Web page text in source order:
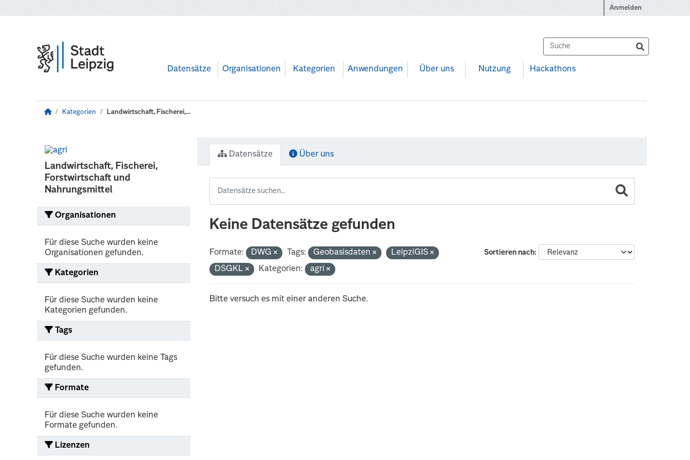
Anmelden
Datensätze Organisationen Kategorien Anwendungen Über uns Nutzung Hackathons
Kategorien Landwirtschaft, Fischerei,...
Landwirtschaft, Fischerei,
Forstwirtschaft und
Nahrungsmittel
Organisationen
Für diese Suche wurden keine
Organisationen gefunden.
Kategorien
Für diese Suche wurden keine
Kategorien gefunden.
Tags
Für diese Suche wurden keine Tags
gefunden.
Formate
Für diese Suche wurden keine
Formate gefunden.
Lizenzen
Datensätze Über uns
Keine Datensätze gefunden
Sortieren nach
Formate: DWG Tags: Geobasisdaten
LeipziGIS
DSGKL
Kategorien: agri
Bitte versuch es mit einer anderen Suche.